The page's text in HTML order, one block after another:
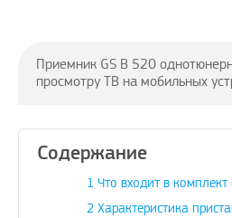
вашему
проблем с
услуг…
Поздравляю,
Приемник GS B 520
просмотру ТВ на мобильных
Содержание
1 Что входит в
2 Характеристика